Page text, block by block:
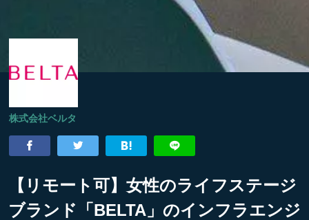
株式会社ベルタ
【リモート可】女性のライフステージ
ブランド「BELTA」のインフラエンジ